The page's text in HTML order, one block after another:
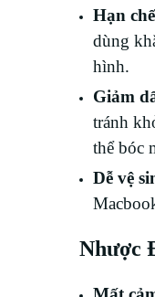
Hạn
dùng
hình.
Giảm
tránh
thể bóc
Dễ vệ
Nhược